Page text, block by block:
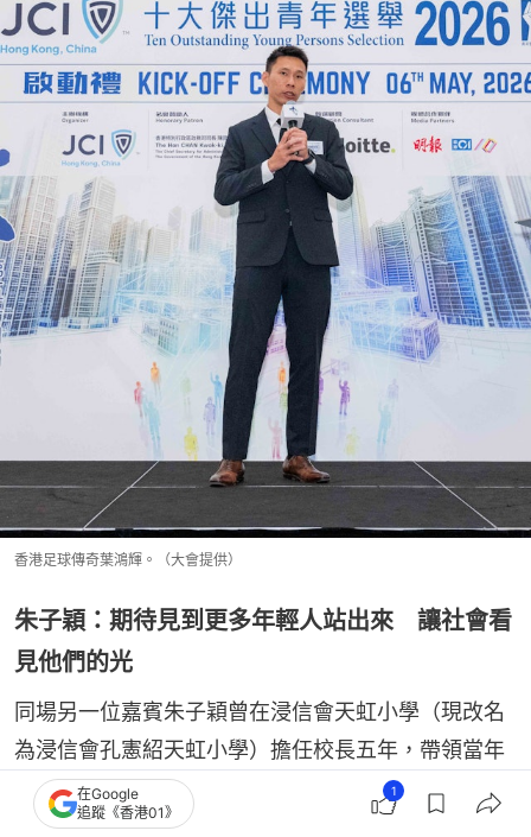
香港足球傳奇葉鴻輝。（大會提供）
朱⼦穎：期待⾒到更多年輕⼈站出來 讓社會看
⾒他們的光
同場另⼀位嘉賓朱⼦穎曾在浸信會天虹⼩學（現改名
為浸信會孔憲紹天虹⼩學）擔任校長五年，帶領當年
瀕臨殺校的學校轉型為創新教育、愉快學習的代表學
校。離任後，他現時合共營運德萃三間⼩學、兩間幼
在Google
追蹤《香港01》
1